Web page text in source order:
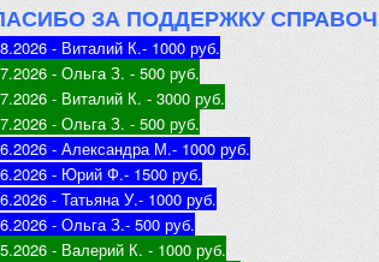
ЗА ПОДДЕРЖКУ
- Виталий К.- 1000 руб.
- Ольга З. - 500 руб.
- Виталий К. - 3000 руб.
- Ольга З. - 500 руб.
- Александра М.- 1000 руб.
- Юрий Ф.- 1500 руб.
- Татьяна У.- 1000 руб.
- Ольга З.- 500 руб.
- Валерий К. - 1000 руб.